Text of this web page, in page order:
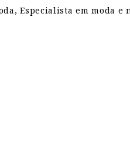
Especialista em moda